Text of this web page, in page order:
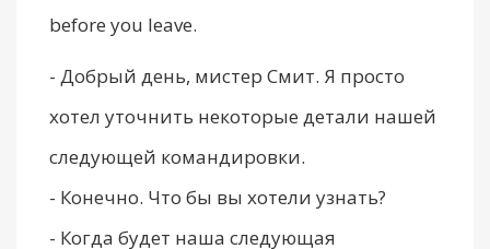
before you leave.
- Добрый день, мистер Смит. Я просто
хотел уточнить некоторые детали нашей
следующей командировки.
- Конечно. Что бы вы хотели узнать?
- Когда будет наша следующая